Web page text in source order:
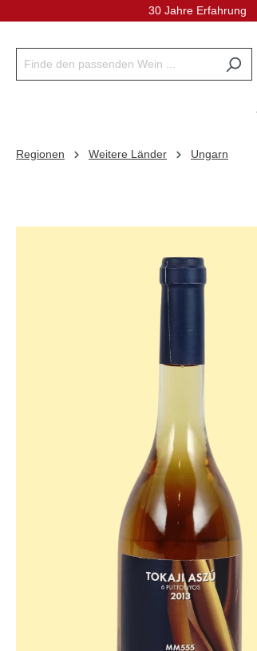
30 Jahre Erfahrung
Regionen Weitere Länder Ungarn